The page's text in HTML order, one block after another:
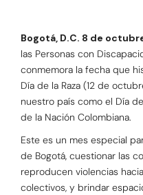
Bogotá, D.C. 8 de
las Personas con
conmemora la fecha que
Día de la Raza (12 de
nuestro país como el Día
de la Nación Colombiana.
Este es un mes especial
de Bogotá, cuestionar las
reproducen violencias
colectivos, y brindar